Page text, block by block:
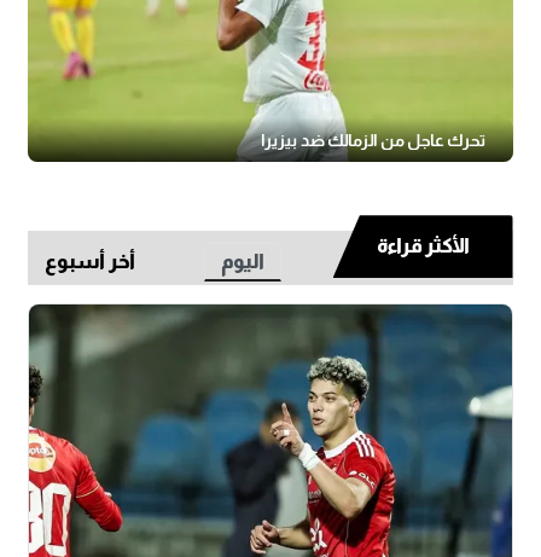
تحرك عاجل من الزمالك ضد بيزيرا
الأكثر قراءة
اليوم أخر أسبوع